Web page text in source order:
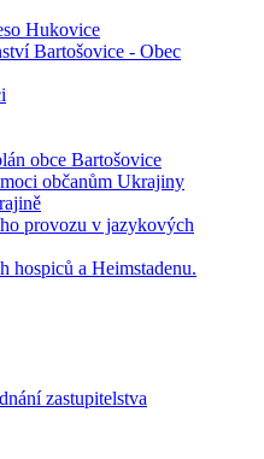
Hukovice
Bartošovice - Obec
obce Bartošovice
občanům Ukrajiny
provozu v jazykových
hospiců a Heimstadenu.
zastupitelstva